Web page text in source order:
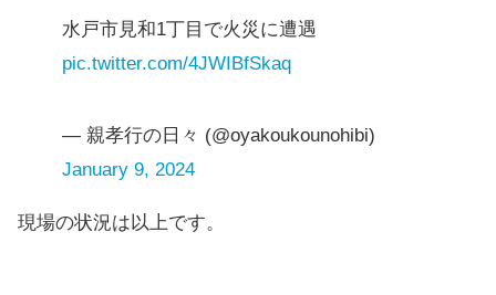
水戸市見和1丁目で火災に遭遇
pic.twitter.com/4JWIBfSkaq
— 親孝行の日々 (@oyakoukounohibi)
January 9, 2024
現場の状況は以上です。